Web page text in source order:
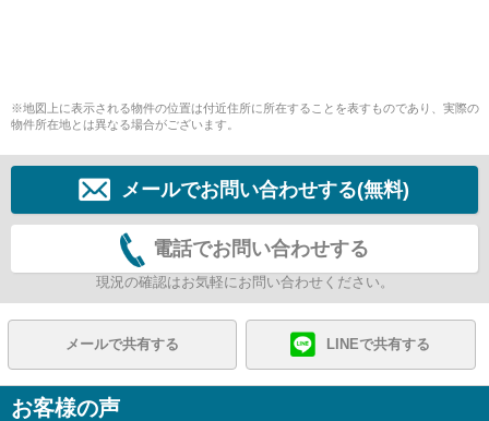
※地図上に表示される物件の位置は付近住所に所在することを表すものであり、実際の
物件所在地とは異なる場合がございます。
メールでお問い合わせする(無料)
電話でお問い合わせする
現況の確認はお気軽にお問い合わせください。
メールで共有する LINEで共有する
お客様の声